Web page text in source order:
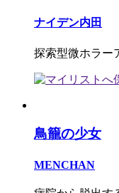
ナイデン内田
探索型微ホラー
鳥籠の少女
MENCHAN